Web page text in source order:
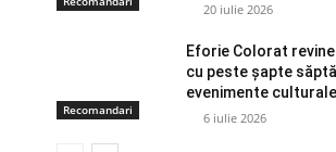
20 iulie 2026
Recomandari
Eforie Colorat
cu peste șapte
evenimente culturale
6 iulie 2026